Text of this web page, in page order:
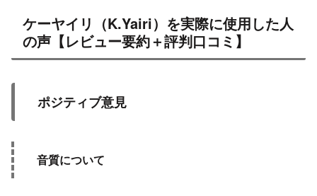
ケーヤイリ（K.Yairi）を実際に使用した人
の声【レビュー要約＋評判口コミ】
ポジティブ意見
音質について